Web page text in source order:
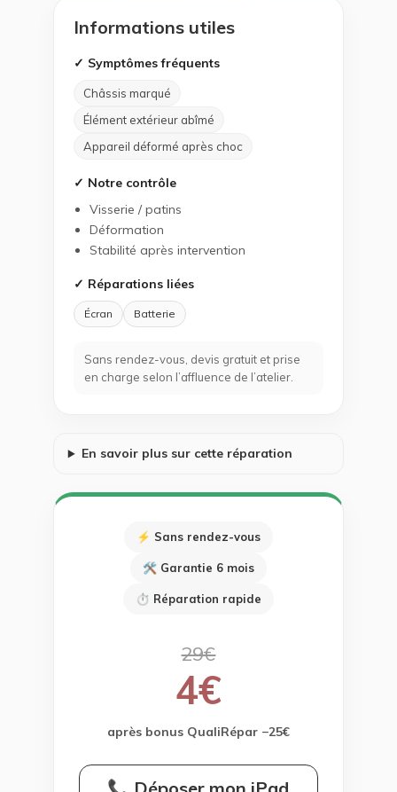
Informations utiles
✓ Symptômes fréquents
Châssis marqué
Élément extérieur abîmé
Appareil déformé après choc
✓ Notre contrôle
Visserie / patins
Déformation
Stabilité après intervention
✓ Réparations liées
Écran Batterie
Sans rendez-vous, devis gratuit et prise
en charge selon l’affluence de l’atelier.
En savoir plus sur cette réparation
⚡ Sans rendez-vous
🛠 Garantie 6 mois
⏱ Réparation rapide
29€
4€
après bonus QualiRépar −25€